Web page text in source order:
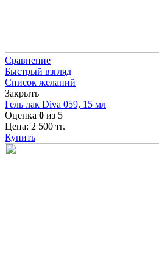
Сравнение
Быстрый взгляд
Список желаний
Закрыть
Гель лак Diva 059, 15 мл
Оценка 0 из 5
Цена: 2 500 тг.
Купить